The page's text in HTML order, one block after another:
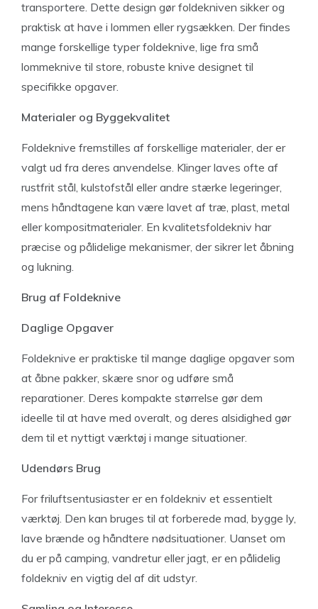
transportere. Dette design gør foldekniven sikker og
praktisk at have i lommen eller rygsækken. Der findes
mange forskellige typer foldeknive, lige fra små
lommeknive til store, robuste knive designet til
specifikke opgaver.
Materialer og Byggekvalitet
Foldeknive fremstilles af forskellige materialer, der er
valgt ud fra deres anvendelse. Klinger laves ofte af
rustfrit stål, kulstofstål eller andre stærke legeringer,
mens håndtagene kan være lavet af træ, plast, metal
eller kompositmaterialer. En kvalitetsfoldekniv har
præcise og pålidelige mekanismer, der sikrer let åbning
og lukning.
Brug af Foldeknive
Daglige Opgaver
Foldeknive er praktiske til mange daglige opgaver som
at åbne pakker, skære snor og udføre små
reparationer. Deres kompakte størrelse gør dem
ideelle til at have med overalt, og deres alsidighed gør
dem til et nyttigt værktøj i mange situationer.
Udendørs Brug
For friluftsentusiaster er en foldekniv et essentielt
værktøj. Den kan bruges til at forberede mad, bygge ly,
lave brænde og håndtere nødsituationer. Uanset om
du er på camping, vandretur eller jagt, er en pålidelig
foldekniv en vigtig del af dit udstyr.